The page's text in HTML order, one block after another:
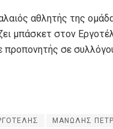
αθλητής της
μπάσκετ στον
προπονητής σε
ΜΑΝΩΛΗΣ